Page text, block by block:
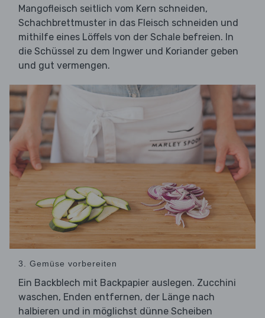
Mangofleisch seitlich vom Kern schneiden,
Schachbrettmuster in das Fleisch schneiden und
mithilfe eines Löffels von der Schale befreien. In
die Schüssel zu dem Ingwer und Koriander geben
und gut vermengen.
3. Gemüse vorbereiten
Ein Backblech mit Backpapier auslegen. Zucchini
waschen, Enden entfernen, der Länge nach
halbieren und in möglichst dünne Scheiben